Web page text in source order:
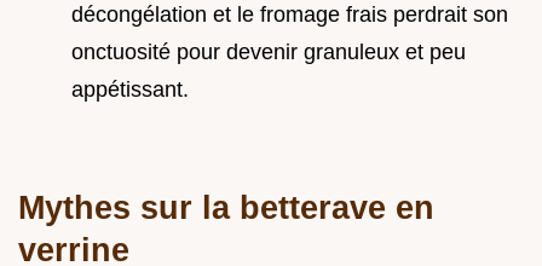
décongélation et le fromage frais perdrait son
onctuosité pour devenir granuleux et peu
appétissant.
Mythes sur la betterave en
verrine